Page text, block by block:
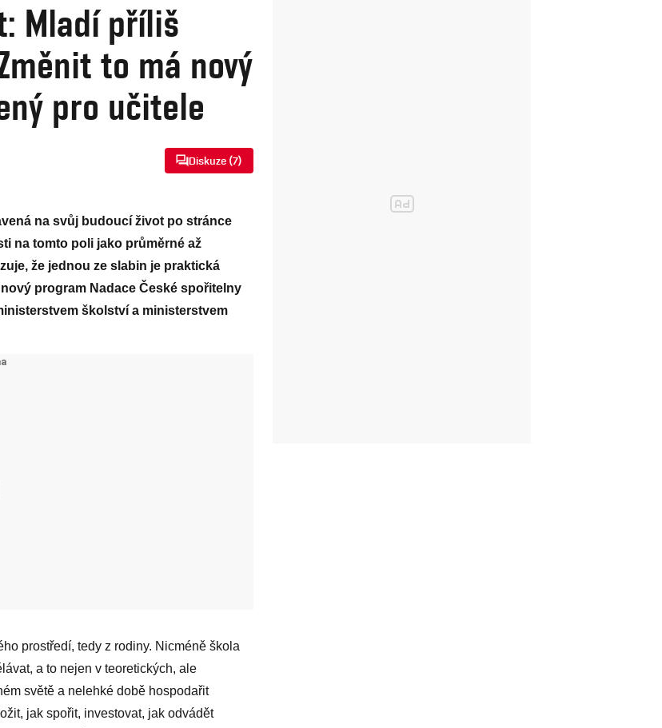
Mladí příliš
to má nový
pro učitele
Diskuze (7)
na svůj budoucí život po stránce
na tomto poli jako průměrné až
že jednou ze slabin je praktická
program Nadace České spořitelny
školství a ministerstvem
prostředí, tedy z rodiny. Nicméně škola
a to nejen v teoretických, ale
světě a nelehké době hospodařit
jak spořit, investovat, jak odvádět